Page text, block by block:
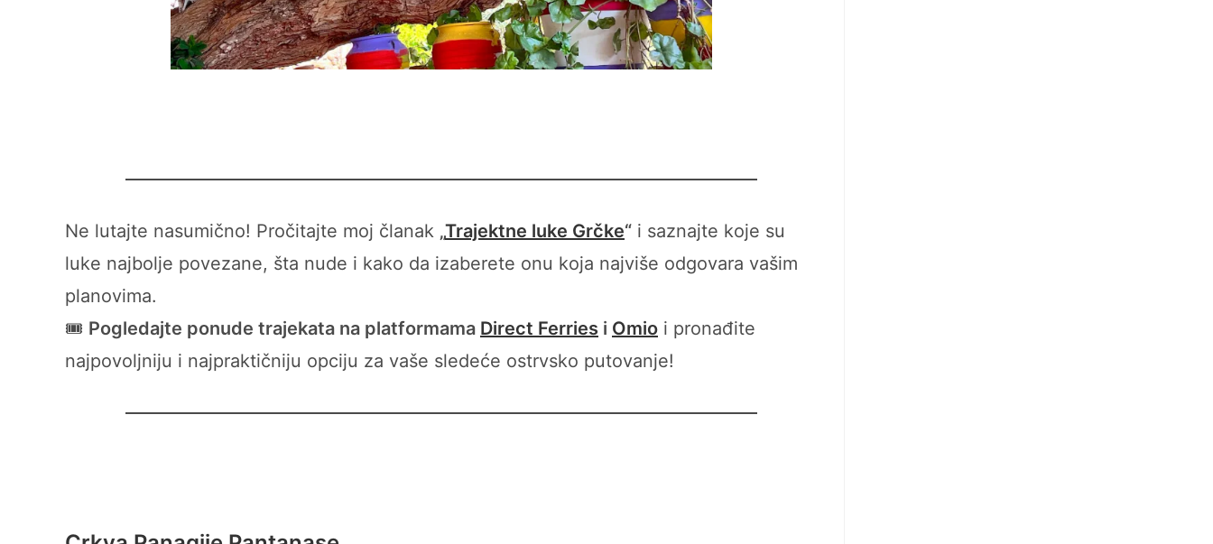
Ne lutajte nasumično! Pročitajte moj članak „Trajektne luke Grčke“ i saznajte koje su
luke najbolje povezane, šta nude i kako da izaberete onu koja najviše odgovara vašim
planovima.
🎟️ Pogledajte ponude trajekata na platformama Direct Ferries i Omio i pronađite
najpovoljniju i najpraktičniju opciju za vaše sledeće ostrvsko putovanje!